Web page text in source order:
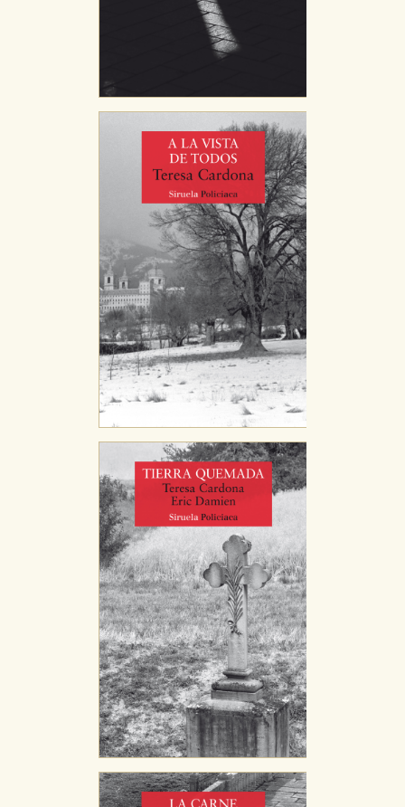
Estas cookies son necesarias para que nuestro sitio
web funcione y no es posible deshabilitarlas desde
nuestro sistema. Es posible hacerlo desde el
navegador, pero en ese caso es posible que algunas
correctamente.
Estas cookies se utilizan para mejorar su experiencia
de navegación y optimizar el funcionamiento de
nuestro sitio web. Almacenan configuraciones de
servicios para que no tenga que reconfigurarlos cada
vez que nos visita. La información es agregada y, por lo
Cookies de publicidad y redes sociales
Estas cookies son gestionadas por nuestros socios
publicitarios y se utilizan para mostrar publicidad
relevante para sus intereses en otros sitios. No
almacenan directamente información personal sino
que se basan en la identificación única de su
navegador y dispositivo de internet.
GUARDAR CONFIGURACIÓN
Puede consultar nuestrapolítica de cookies